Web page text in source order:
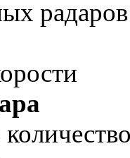
радаров